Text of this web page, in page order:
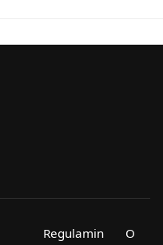
Regulamin
O